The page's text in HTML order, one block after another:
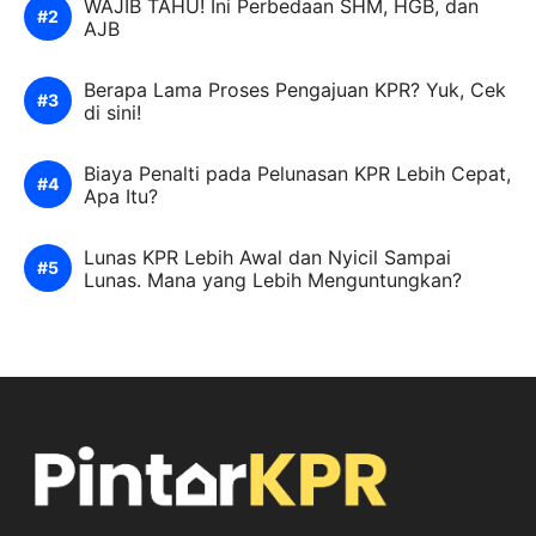
WAJIB TAHU! Ini Perbedaan SHM, HGB, dan
AJB
Berapa Lama Proses Pengajuan KPR? Yuk, Cek
di sini!
Biaya Penalti pada Pelunasan KPR Lebih Cepat,
Apa Itu?
Lunas KPR Lebih Awal dan Nyicil Sampai
Lunas. Mana yang Lebih Menguntungkan?